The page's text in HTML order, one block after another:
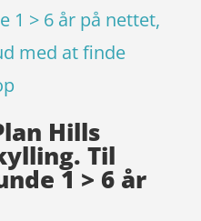
1 > 6 år på nettet,
med at finde
Hills
Til
1 > 6 år